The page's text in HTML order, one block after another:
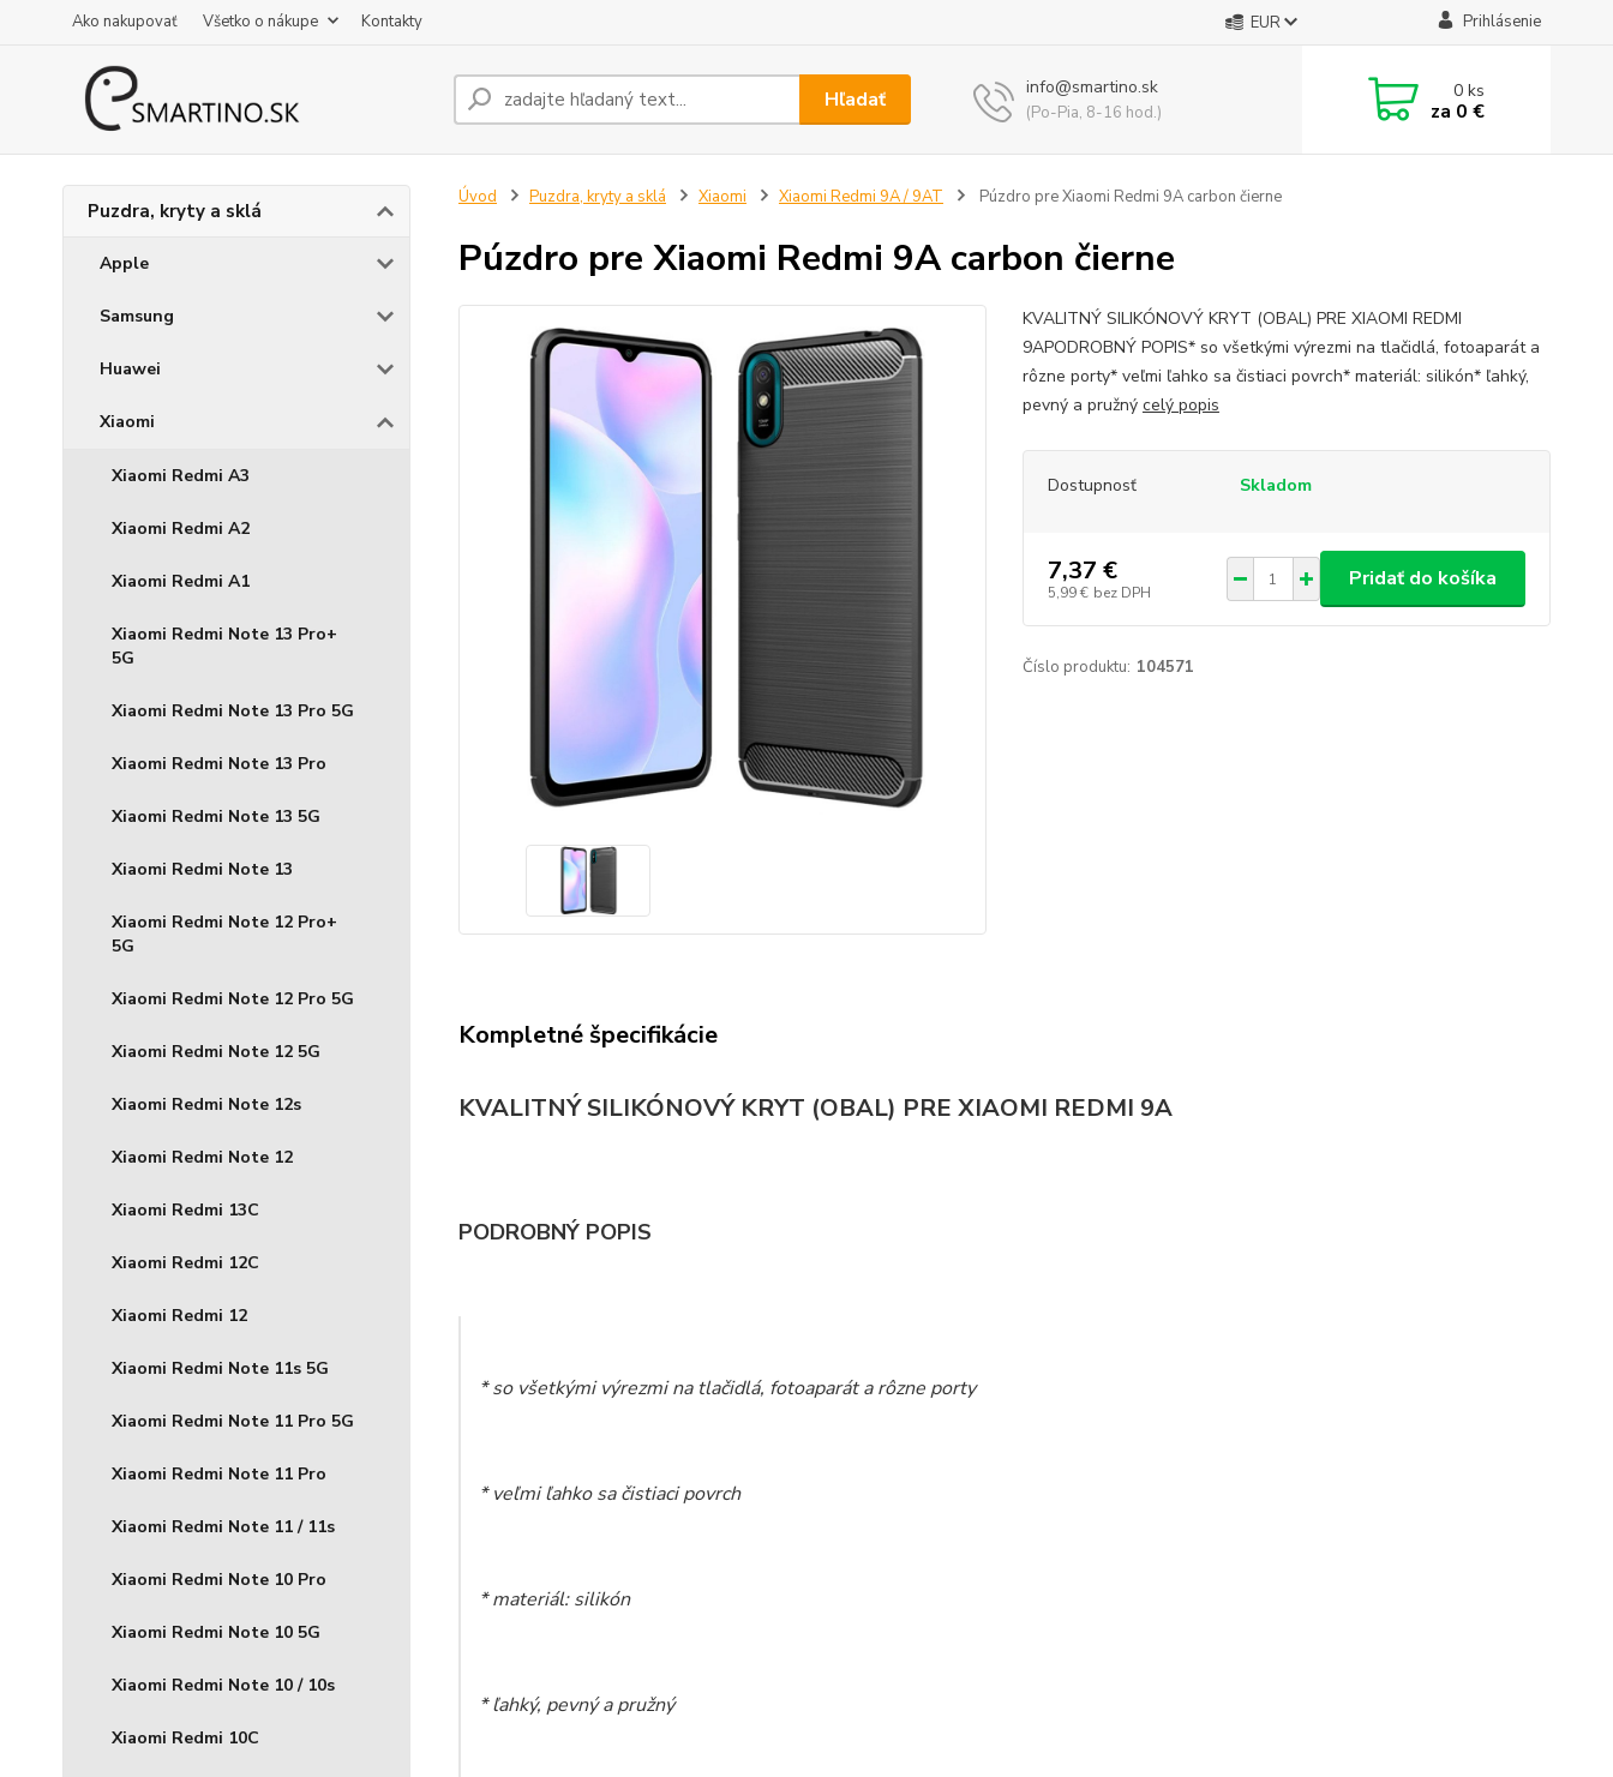
Ako nakupovať Všetko o nákupe Kontakty EUR Prihlásenie
Hľadať info@smartino.sk
(Po-Pia, 8-16 hod.)
0ks
za 0 €
Puzdra, kryty a sklá
Apple
Samsung
Huawei
Xiaomi
Xiaomi Redmi A3
Xiaomi Redmi A2
Xiaomi Redmi A1
Xiaomi Redmi Note 13 Pro+
5G
Xiaomi Redmi Note 13 Pro 5G
Xiaomi Redmi Note 13 Pro
Xiaomi Redmi Note 13 5G
Xiaomi Redmi Note 13
Xiaomi Redmi Note 12 Pro+
5G
Xiaomi Redmi Note 12 Pro 5G
Xiaomi Redmi Note 12 5G
Xiaomi Redmi Note 12s
Xiaomi Redmi Note 12
Xiaomi Redmi 13C
Xiaomi Redmi 12C
Xiaomi Redmi 12
Xiaomi Redmi Note 11s 5G
Xiaomi Redmi Note 11 Pro 5G
Xiaomi Redmi Note 11 Pro
Xiaomi Redmi Note 11 / 11s
Xiaomi Redmi Note 10 Pro
Xiaomi Redmi Note 10 5G
Xiaomi Redmi Note 10 / 10s
Xiaomi Redmi 10C
Úvod Puzdra, kryty a sklá Xiaomi Xiaomi Redmi 9A / 9AT Púzdro pre Xiaomi Redmi 9A carbon čierne
Púzdro pre Xiaomi Redmi 9A carbon čierne
KVALITNÝ SILIKÓNOVÝ KRYT (OBAL) PRE XIAOMI REDMI
9APODROBNÝ POPIS* so všetkými výrezmi na tlačidlá, fotoaparát a
rôzne porty* veľmi ľahko sa čistiaci povrch* materiál: silikón* ľahký,
pevný a pružný celý popis
Dostupnosť Skladom
7,37 €
5,99 € bez DPH
Pridať do košíka
Číslo produktu: 104571
Kompletné špecifikácie
KVALITNÝ SILIKÓNOVÝ KRYT (OBAL) PRE XIAOMI REDMI 9A
PODROBNÝ POPIS
* so všetkými výrezmi na tlačidlá, fotoaparát a rôzne porty
* veľmi ľahko sa čistiaci povrch
* materiál: silikón
* ľahký, pevný a pružný